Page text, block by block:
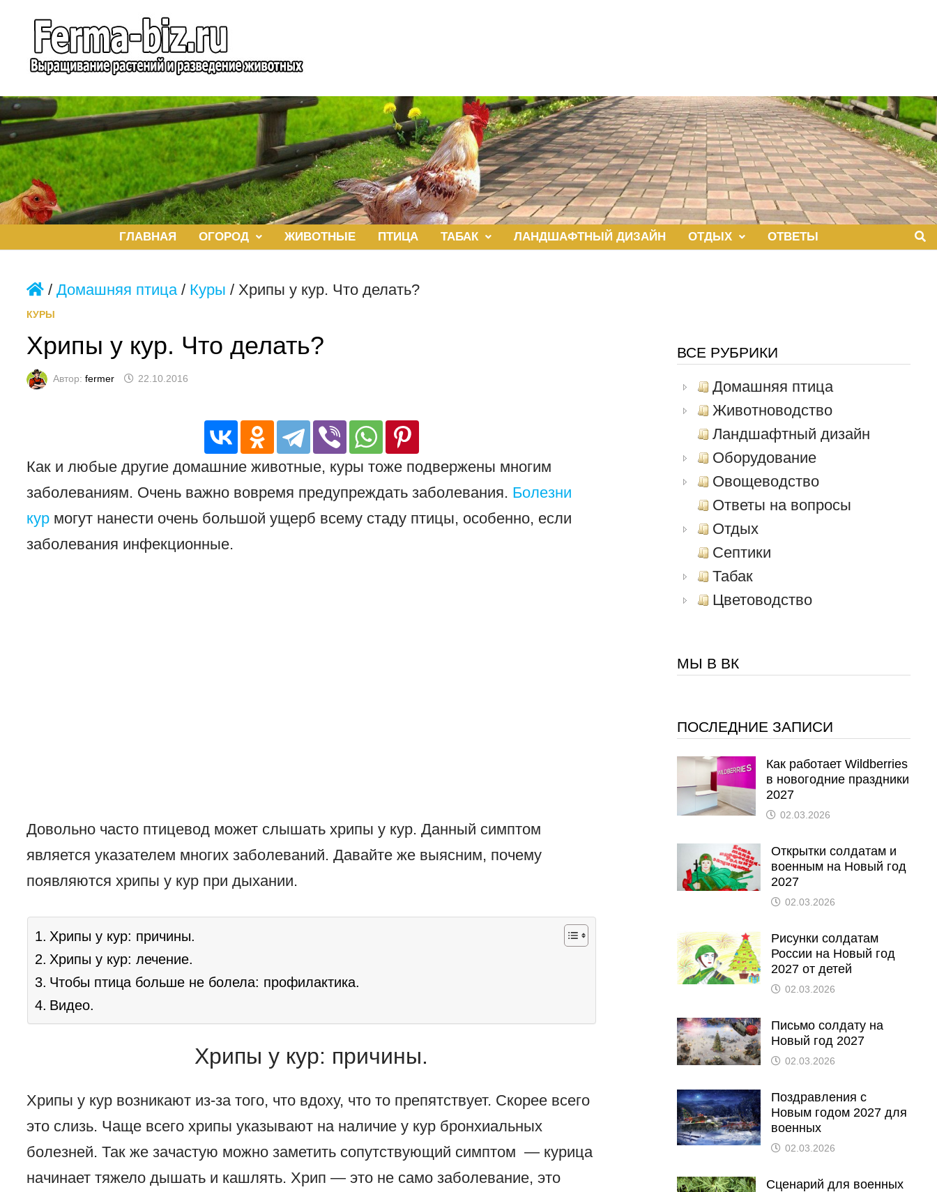
содержимому
ГЛАВНАЯ ОГОРОД ЖИВОТНЫЕ ПТИЦА ТАБАК ЛАНДШАФТНЫЙ ДИЗАЙН ОТДЫХ ОТВЕТЫ
/Домашняя птица/ Куры /Хрипы у кур. Что делать?
КУРЫ
Хрипы у кур. Что делать?
Автор:fermer 22.10.2016
Как и любые другие домашние животные, куры тоже подвержены многим
заболеваниям. Очень важно вовремя предупреждать заболевания. Болезни
кур могут нанести очень большой ущерб всему стаду птицы, особенно, если
заболевания инфекционные.
Довольно часто птицевод может слышать хрипы у кур. Данный симптом
является указателем многих заболеваний. Давайте же выясним, почему
появляются хрипы у кур при дыхании.
Хрипы у кур: причины.
Хрипы у кур: лечение.
Чтобы птица больше не болела: профилактика.
Видео.
Хрипы у кур: причины.
Хрипы у кур возникают из-за того, что вдоху, что то препятствует. Скорее всего
это слизь. Чаще всего хрипы указывают на наличие у кур бронхиальных
болезней. Так же зачастую можно заметить сопутствующий симптом — курица
начинает тяжело дышать и кашлять. Хрип — это не само заболевание, это
ВСЕ РУБРИКИ
Домашняя птица
Животноводство
Ландшафтный дизайн
Оборудование
Овощеводство
Ответы на вопросы
Отдых
Септики
Табак
Цветоводство
МЫ В ВК
ПОСЛЕДНИЕ ЗАПИСИ
Как работает Wildberries
в новогодние праздники
2027
02.03.2026
Открытки солдатам и
военным на Новый год
2027
02.03.2026
Рисунки солдатам
России на Новый год
2027 от детей
02.03.2026
Письмо солдату на
Новый год 2027
02.03.2026
Поздравления с
Новым годом 2027 для
военных
02.03.2026
Сценарий для военных